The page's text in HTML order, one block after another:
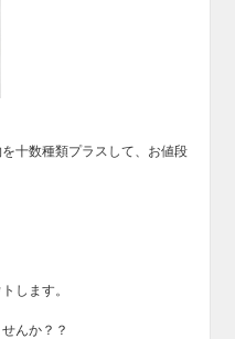
十数種類プラスして、お値段
します。
んか？？